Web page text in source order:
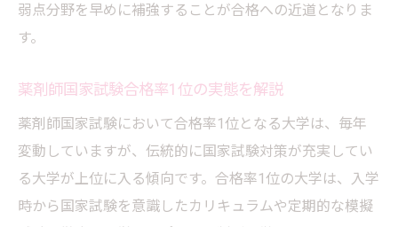
弱点分野を早めに補強することが合格への近道となりま
す。
薬剤師国家試験合格率1位の実態を解説
薬剤師国家試験において合格率1位となる大学は、毎年
変動していますが、伝統的に国家試験対策が充実してい
る大学が上位に入る傾向です。合格率1位の大学は、入学
時から国家試験を意識したカリキュラムや定期的な模擬